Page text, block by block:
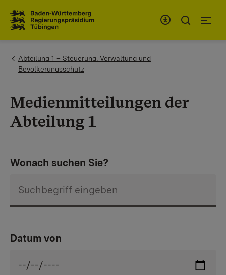
You are here:
Abteilung 1 – Steuerung, Verwaltung und
Bevölkerungsschutz
Medienmitteilungen der
Abteilung 1
Wonach suchen Sie?
Datum von